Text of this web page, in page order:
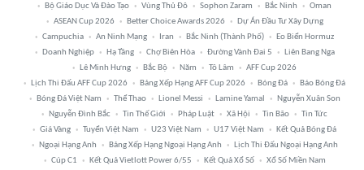
Bộ Giáo Dục Và Đào Tạo Vùng Thủ Đô Sophon Zaram Bắc Ninh
Oman
ASEAN Cup 2026
Better Choice Awards 2026
Dự Án Đầu Tư Xây Dựng
Campuchia
An Ninh Mạng Iran Bắc Ninh (thành Phố)
Eo Biển Hormuz
Doanh Nghiệp
Hạ Tầng Chợ Biên Hòa Đường Vành Đai 5
Liên Bang Nga
Lê Minh Hưng
Bắc Bộ Năm Tô Lâm
AFF Cup 2026
Lịch Thi Đấu AFF Cup 2026
Bảng Xếp Hạng AFF Cup 2026 Bóng Đá
Báo Bóng Đá
Bóng Đá Việt Nam
Thể Thao Lionel Messi Lamine Yamal
Nguyễn Xuân Son
Nguyễn Đình Bắc
Tin Thế Giới Pháp Luật Xã Hội Tin Bão
Tin Tức
Giá Vàng
Tuyển Việt Nam U23 Việt Nam U17 Việt Nam
Kết Quả Bóng Đá
Ngoại Hạng Anh
Bảng Xếp Hạng Ngoại Hạng Anh
Lịch Thi Đấu Ngoại Hạng Anh
Cúp C1
Kết Quả Vietlott Power 6/55 Kết Quả Xổ Số Xổ Số Miền Nam